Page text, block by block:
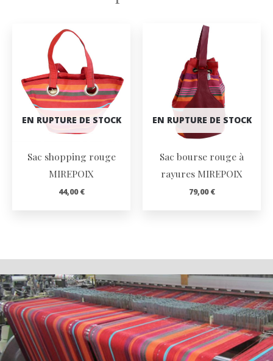
EN RUPTURE DE STOCK
Sac shopping rouge
MIREPOIX
44,00€
EN RUPTURE DE STOCK
Sac bourse rouge à
rayures MIREPOIX
79,00€